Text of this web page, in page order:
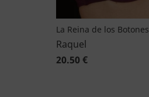
La Reina de los Botones
Raquel
20.50 €